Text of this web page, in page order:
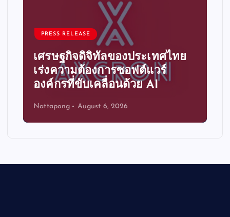
PRESS RELEASE
เศรษฐกิจดิจิทัลของประเทศไทย
เร่งความต้องการซอฟต์แวร์
องค์กรที่ขับเคลื่อนด้วย AI
Nattapong August 6, 2026